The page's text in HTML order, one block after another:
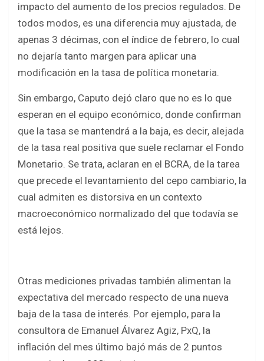
impacto del aumento de los precios regulados. De
todos modos, es una diferencia muy ajustada, de
apenas 3 décimas, con el índice de febrero, lo cual
no dejaría tanto margen para aplicar una
modificación en la tasa de política monetaria.
Sin embargo, Caputo dejó claro que no es lo que
esperan en el equipo económico, donde confirman
que la tasa se mantendrá a la baja, es decir, alejada
de la tasa real positiva que suele reclamar el Fondo
Monetario. Se trata, aclaran en el BCRA, de la tarea
que precede el levantamiento del cepo cambiario, la
cual admiten es distorsiva en un contexto
macroeconómico normalizado del que todavía se
está lejos.
Otras mediciones privadas también alimentan la
expectativa del mercado respecto de una nueva
baja de la tasa de interés. Por ejemplo, para la
consultora de Emanuel Álvarez Agiz, PxQ, la
inflación del mes último bajó más de 2 puntos